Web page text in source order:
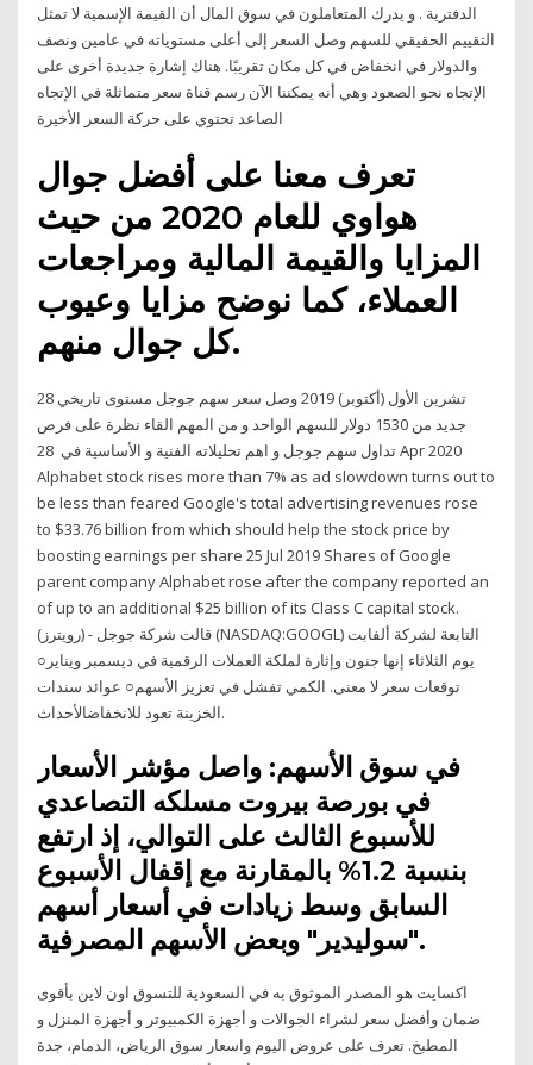
الدفترية . و يدرك المتعاملون في سوق المال أن القيمة الإسمية لا تمثل
التقييم الحقيقي للسهم وصل السعر إلى أعلى مستوياته في عامين ونصف
والدولار في انخفاض في كل مكان تقريبًا. هناك إشارة جديدة أخرى على
الإتجاه نحو الصعود وهي أنه يمكننا الآن رسم قناة سعر متماثلة في الإتجاه
الصاعد تحتوي على حركة السعر الأخيرة
تعرف معنا على أفضل جوال
هواوي للعام 2020 من حيث
المزايا والقيمة المالية ومراجعات
العملاء، كما نوضح مزايا وعيوب
كل جوال منهم.
28 تشرين الأول (أكتوبر) 2019 وصل سعر سهم جوجل مستوى تاريخي
جديد من 1530 دولار للسهم الواحد و من المهم القاء نظرة على فرص
تداول سهم جوجل و اهم تحليلاته الفنية و الأساسية في 28 Apr 2020
Alphabet stock rises more than 7% as ad slowdown turns out to
be less than feared Google's total advertising revenues rose
to $33.76 billion from which should help the stock price by
boosting earnings per share 25 Jul 2019 Shares of Google
parent company Alphabet rose after the company reported an
of up to an additional $25 billion of its Class C capital stock.
(رويترز) - قالت شركة جوجل (NASDAQ:GOOGL) التابعة لشركة ألفابت
يوم الثلاثاء إنها جنون وإثارة لملكة العملات الرقمية في ديسمبر ويناير○
توقعات سعر لا معنى. الكمي تفشل في تعزيز الأسهم○ عوائد سندات
الخزينة تعود للانخفاضالأحداث.
في سوق الأسهم: واصل مؤشر الأسعار
في بورصة بيروت مسلكه التصاعدي
للأسبوع الثالث على التوالي، إذ ارتفع
بنسبة 1.2% بالمقارنة مع إقفال الأسبوع
السابق وسط زيادات في أسعار أسهم
"سوليدير" وبعض الأسهم المصرفية.
اكسايت هو المصدر الموثوق به في السعودية للتسوق اون لاين بأقوى
ضمان وأفضل سعر لشراء الجوالات و أجهزة الكمبيوتر و أجهزة المنزل و
المطبخ. تعرف على عروض اليوم واسعار سوق الرياض، الدمام، جدة